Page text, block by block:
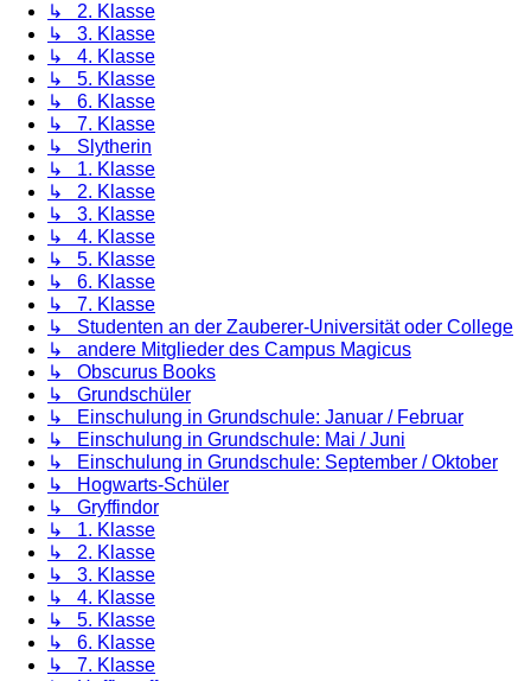
↳ 2. Klasse
↳ 3. Klasse
↳ 4. Klasse
↳ 5. Klasse
↳ 6. Klasse
↳ 7. Klasse
↳ Slytherin
↳ 1. Klasse
↳ 2. Klasse
↳ 3. Klasse
↳ 4. Klasse
↳ 5. Klasse
↳ 6. Klasse
↳ 7. Klasse
↳ Studenten an der Zauberer-Universität oder College
↳ andere Mitglieder des Campus Magicus
↳ Obscurus Books
↳ Grundschüler
↳ Einschulung in Grundschule: Januar / Februar
↳ Einschulung in Grundschule: Mai / Juni
↳ Einschulung in Grundschule: September / Oktober
↳ Hogwarts-Schüler
↳ Gryffindor
↳ 1. Klasse
↳ 2. Klasse
↳ 3. Klasse
↳ 4. Klasse
↳ 5. Klasse
↳ 6. Klasse
↳ 7. Klasse